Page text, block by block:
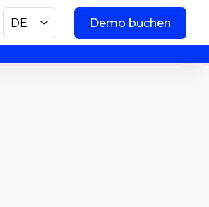
DE Demo buchen